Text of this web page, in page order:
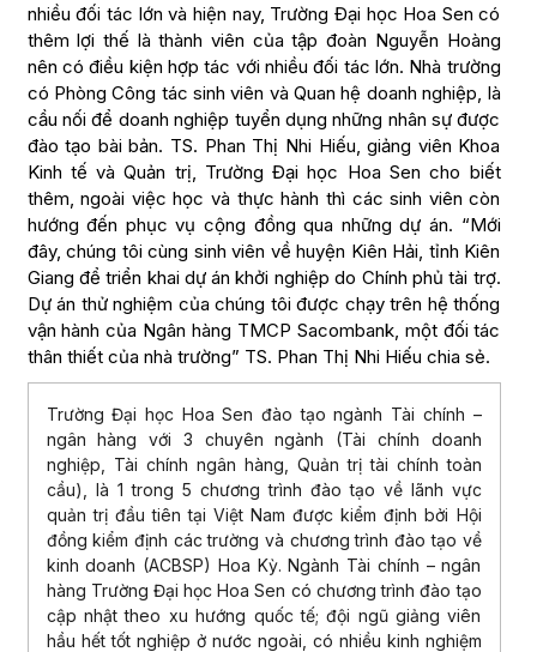
nhiều đối tác lớn và hiện nay, Trường Đại học Hoa Sen có
thêm lợi thế là thành viên của tập đoàn Nguyễn Hoàng
nên có điều kiện hợp tác với nhiều đối tác lớn. Nhà trường
có Phòng Công tác sinh viên và Quan hệ doanh nghiệp, là
cầu nối để doanh nghiệp tuyển dụng những nhân sự được
đào tạo bài bản. TS. Phan Thị Nhi Hiếu, giảng viên Khoa
Kinh tế và Quản trị, Trường Đại học Hoa Sen cho biết
thêm, ngoài việc học và thực hành thì các sinh viên còn
hướng đến phục vụ cộng đồng qua những dự án. “Mới
đây, chúng tôi cùng sinh viên về huyện Kiên Hải, tỉnh Kiên
Giang để triển khai dự án khởi nghiệp do Chính phủ tài trợ.
Dự án thử nghiệm của chúng tôi được chạy trên hệ thống
vận hành của Ngân hàng TMCP Sacombank, một đối tác
thân thiết của nhà trường” TS. Phan Thị Nhi Hiếu chia sẻ.
Trường Đại học Hoa Sen đào tạo ngành Tài chính –
ngân hàng với 3 chuyên ngành (Tài chính doanh
nghiệp, Tài chính ngân hàng, Quản trị tài chính toàn
cầu), là 1 trong 5 chương trình đào tạo về lãnh vực
quản trị đầu tiên tại Việt Nam được kiểm định bởi Hội
đồng kiểm định các trường và chương trình đào tạo về
kinh doanh (ACBSP) Hoa Kỳ. Ngành Tài chính – ngân
hàng Trường Đại học Hoa Sen có chương trình đào tạo
cập nhật theo xu hướng quốc tế; đội ngũ giảng viên
hầu hết tốt nghiệp ở nước ngoài, có nhiều kinh nghiệm